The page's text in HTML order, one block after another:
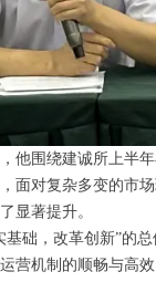
他围绕建诚所上半
面对复杂多变的市
显著提升。
础，改革创新”的
营机制的顺畅与高